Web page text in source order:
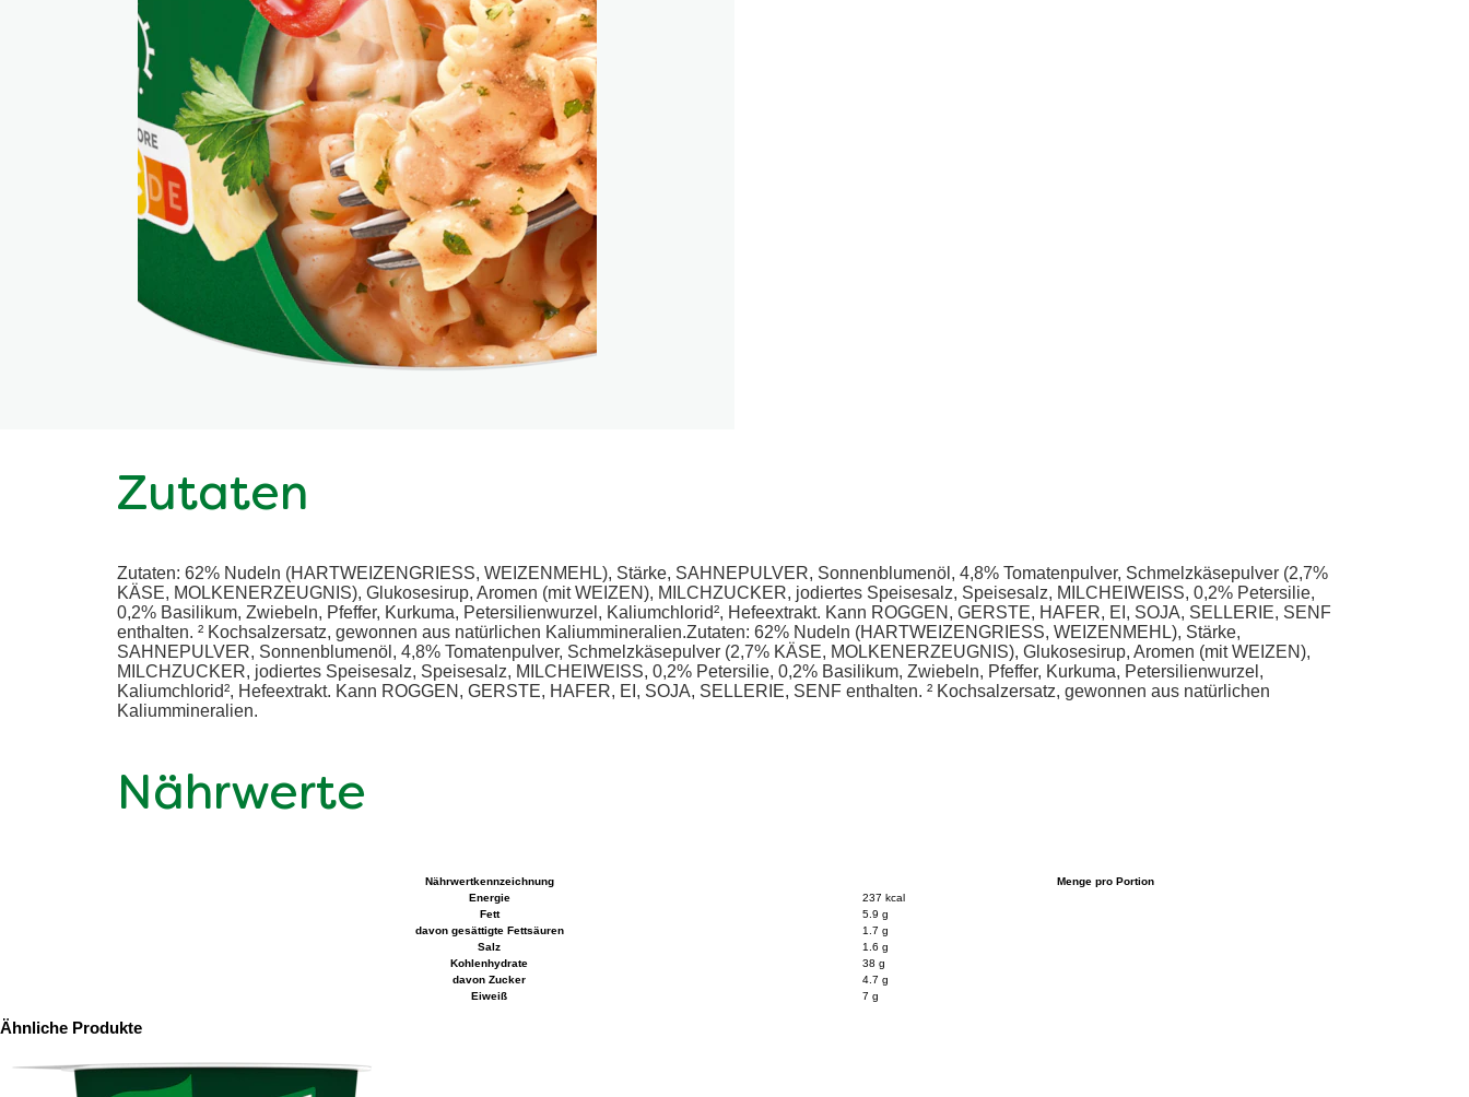
Zutaten
Zutaten: 62% Nudeln (HARTWEIZENGRIESS, WEIZENMEHL), Stärke, SAHNEPULVER, Sonnenblumenöl, 4,8% Tomatenpulver, Schmelzkäsepulver (2,7%
KÄSE, MOLKENERZEUGNIS), Glukosesirup, Aromen (mit WEIZEN), MILCHZUCKER, jodiertes Speisesalz, Speisesalz, MILCHEIWEISS, 0,2% Petersilie,
0,2% Basilikum, Zwiebeln, Pfeffer, Kurkuma, Petersilienwurzel, Kaliumchlorid², Hefeextrakt. Kann ROGGEN, GERSTE, HAFER, EI, SOJA, SELLERIE, SENF
enthalten. ² Kochsalzersatz, gewonnen aus natürlichen Kaliummineralien.Zutaten: 62% Nudeln (HARTWEIZENGRIESS, WEIZENMEHL), Stärke,
SAHNEPULVER, Sonnenblumenöl, 4,8% Tomatenpulver, Schmelzkäsepulver (2,7% KÄSE, MOLKENERZEUGNIS), Glukosesirup, Aromen (mit WEIZEN),
MILCHZUCKER, jodiertes Speisesalz, Speisesalz, MILCHEIWEISS, 0,2% Petersilie, 0,2% Basilikum, Zwiebeln, Pfeffer, Kurkuma, Petersilienwurzel,
Kaliumchlorid², Hefeextrakt. Kann ROGGEN, GERSTE, HAFER, EI, SOJA, SELLERIE, SENF enthalten. ² Kochsalzersatz, gewonnen aus natürlichen
Kaliummineralien.
Nährwerte
Nährwertkennzeichnung
Menge pro Portion
Energie
237 kcal
Fett
5.9 g
davon gesättigte Fettsäuren
1.7 g
Salz
1.6 g
Kohlenhydrate
38 g
davon Zucker
4.7 g
Eiweiß
7 g
Ähnliche Produkte